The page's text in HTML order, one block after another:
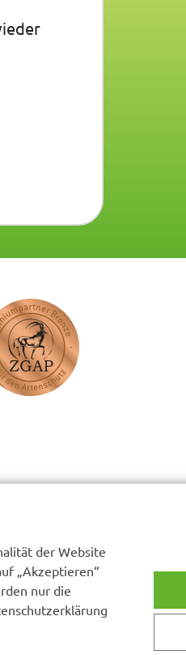
der Website
„Akzeptieren“
nur die